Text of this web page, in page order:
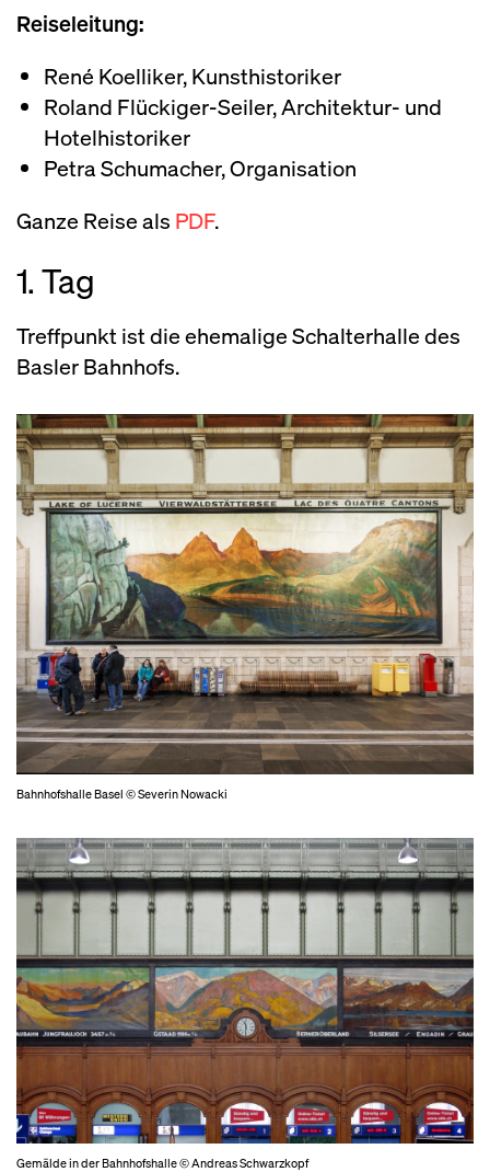
Reiseleitung:
René Koelliker, Kunsthistoriker
Roland Flückiger-Seiler, Architektur- und
Hotelhistoriker
Petra Schumacher, Organisation
Ganze Reise als PDF.
1. Tag
Treffpunkt ist die ehemalige Schalterhalle des
Basler Bahnhofs.
Bahnhofshalle Basel © Severin Nowacki
Gemälde in der Bahnhofshalle © Andreas Schwarzkopf